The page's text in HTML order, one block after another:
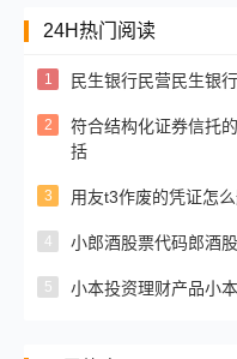
24H热门阅读
1 民生银行民营民生银
2
符合结构化证券信托
括
3 用友t3作废的凭证怎
4 小郎酒股票代码郎酒
5 小本投资理财产品小